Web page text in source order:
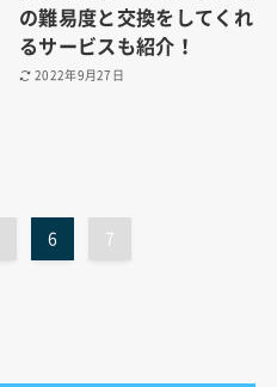
の難易度と交換をしてくれ
るサービスも紹介！
2022年9月27日
6 7